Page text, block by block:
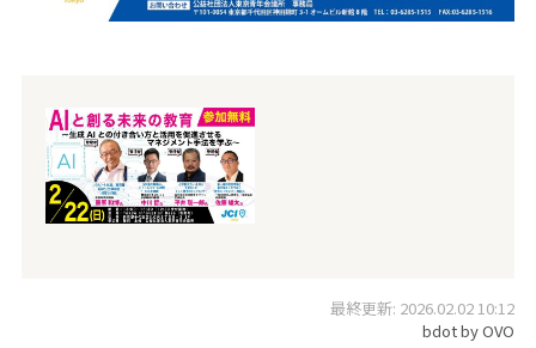
最終更新: 2026.02.02 10:12
bdot by OVO